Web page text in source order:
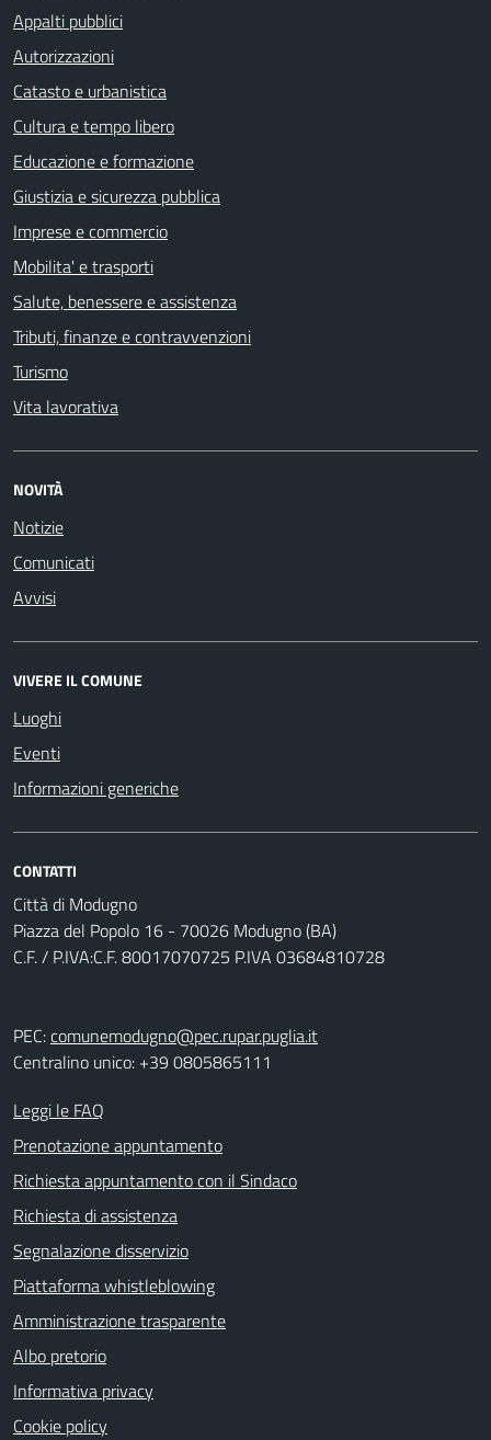
Appalti pubblici
Autorizzazioni
Catasto e urbanistica
Cultura e tempo libero
Educazione e formazione
Giustizia e sicurezza pubblica
Imprese e commercio
Mobilita' e trasporti
Salute, benessere e assistenza
Tributi, finanze e contravvenzioni
Turismo
Vita lavorativa
NOVITÀ
Notizie
Comunicati
Avvisi
VIVERE IL COMUNE
Luoghi
Eventi
Informazioni generiche
CONTATTI
Città di Modugno
Piazza del Popolo 16 - 70026 Modugno (BA)
C.F. / P.IVA:C.F. 80017070725 P.IVA 03684810728
PEC:comunemodugno@pec.rupar.puglia.it
Centralino unico: +39 0805865111
Leggi le FAQ
Prenotazione appuntamento
Richiesta appuntamento con il Sindaco
Richiesta di assistenza
Segnalazione disservizio
Piattaforma whistleblowing
Amministrazione trasparente
Albo pretorio
Informativa privacy
Cookie policy